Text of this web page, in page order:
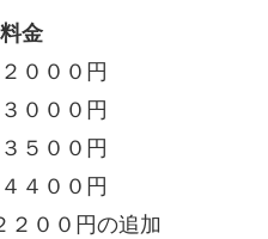
金
００円
００円
５００円
４００円
２００円の追加